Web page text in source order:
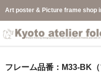
Art poster & Picture frame shop
フレーム品番：M33-BK